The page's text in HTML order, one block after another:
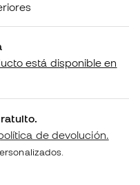
está disponible en
de devolución.